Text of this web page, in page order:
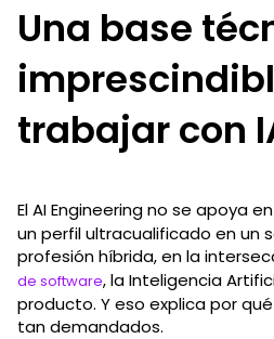
Una base
trabajar con
El AI Engineering no se apoya en
un perfil ultracualificado en un
profesión híbrida, en la
de software, la Inteligencia
producto. Y eso explica por
tan demandados.